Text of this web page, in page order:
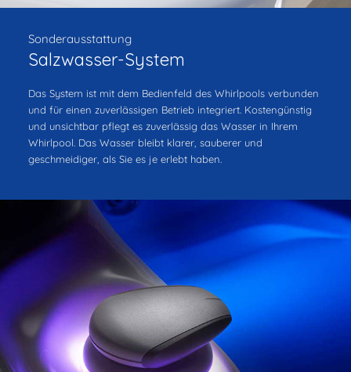
Sonderausstattung
Salzwasser-System
Das System ist mit dem Bedienfeld des Whirlpools verbunden
und für einen zuverlässigen Betrieb integriert. Kostengünstig
und unsichtbar pflegt es zuverlässig das Wasser in Ihrem
Whirlpool. Das Wasser bleibt klarer, sauberer und
geschmeidiger, als Sie es je erlebt haben.